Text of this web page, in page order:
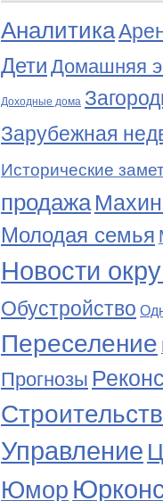
Аналитика
Дети Домашняя
Доходные дома
Зарубежная
Исторические
продажа
Молодая семья
Новости
Обустройство
Переселение
Прогнозы
Управление
Юмор